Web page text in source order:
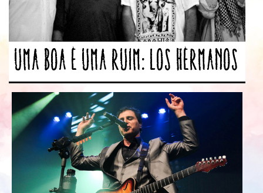
Uma boa e uma ruim: Los Hermanos